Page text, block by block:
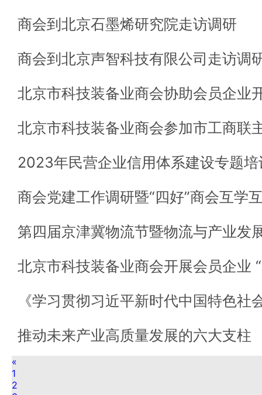
商会到北京石墨烯研究院走访调研
商会到北京声智科技有限公司走访调
推动未来产业高质量发展的六大支柱
«
1
2